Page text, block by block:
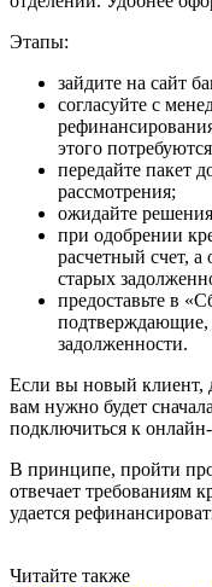
Этапы:
зайдите на сайт
согласуйте с
этого
передайте пакет
рассмотрения;
ожидайте
при одобрении
расчетный счет,
старых
предоставьте в
задолженности.
Если вы новый клиент,
вам нужно будет
подключиться к
В принципе, пройти
отвечает требованиям
удается
Читайте также